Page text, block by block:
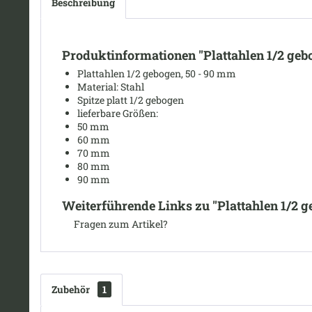
Produktinformationen "Plattahlen 1/2
Plattahlen 1/2 gebogen, 50 - 90 mm
Material: Stahl
Spitze platt 1/2 gebogen
lieferbare Größen:
50 mm
60 mm
70 mm
80 mm
90 mm
Weiterführende Links zu "Plattahlen 1/2
Fragen zum Artikel?
Zubehör 1